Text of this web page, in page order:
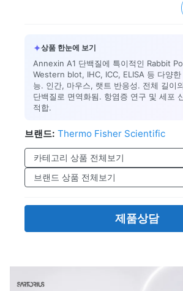
✦상품 한눈에 보기
Annexin A1 단백질에 특이적인 Rabbit
Western blot, IHC, ICC, ELISA 등 다양
능. 인간, 마우스, 랫트 반응성. 전체 길이
단백질로 면역화됨. 항염증 연구 및 세포
적합.
브랜드: Thermo Fisher Scientific
카테고리 상품 전체보기
브랜드 상품 전체보기
제품상담